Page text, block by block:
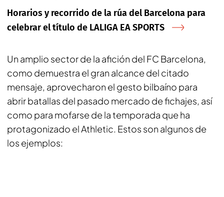
Horarios y recorrido de la rúa del Barcelona para
celebrar el título de LALIGA EA SPORTS
Un amplio sector de la afición del FC Barcelona,
como demuestra el gran alcance del citado
mensaje, aprovecharon el gesto bilbaíno para
abrir batallas del pasado mercado de fichajes, así
como para mofarse de la temporada que ha
protagonizado el Athletic. Estos son algunos de
los ejemplos: